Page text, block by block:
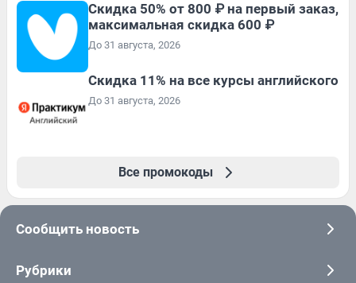
Скидка 50% от 800 ₽ на первый заказ,
максимальная скидка 600 ₽
До 31 августа, 2026
Скидка 11% на все курсы английского
До 31 августа, 2026
Все промокоды
Сообщить новость
Рубрики